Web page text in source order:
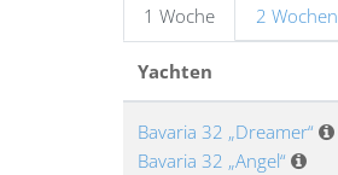
1 Woche 2 Wochen
Yachten
Bavaria 32 „Dreamer“
Bavaria 32 „Angel“